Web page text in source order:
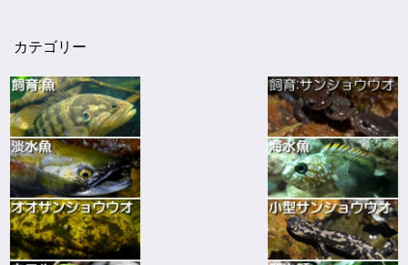
カテゴリー